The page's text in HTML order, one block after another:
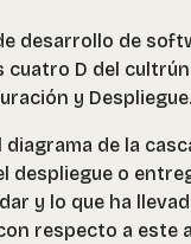
desarrollo de
cuatro D del
y Despliegue.
diagrama de la
despliegue o
y lo que ha
respecto a este